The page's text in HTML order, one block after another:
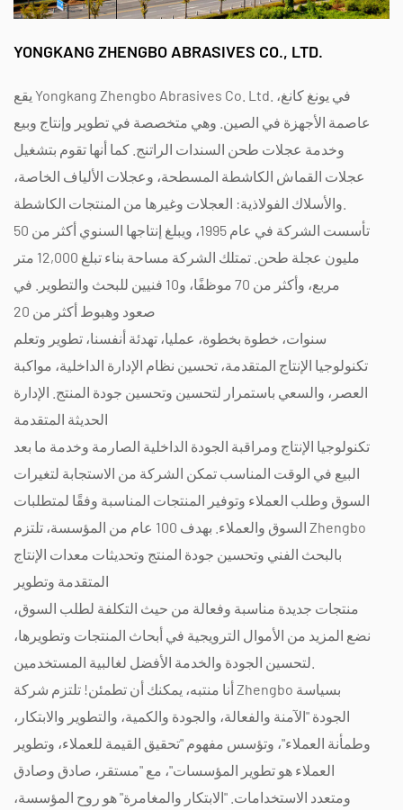
YONGKANG ZHENGBO ABRASIVES CO., LTD.
يقع Yongkang Zhengbo Abrasives Co. Ltd. في يونغ كانغ،
عاصمة الأجهزة في الصين. وهي متخصصة في تطوير وإنتاج وبيع
وخدمة عجلات طحن السندات الراتنج. كما أنها تقوم بتشغيل
عجلات القماش الكاشطة المسطحة، وعجلات الألياف الخاصة،
تأسست الشركة في عام 1995، ويبلغ إنتاجها السنوي أكثر من 50
مليون عجلة طحن. تمتلك الشركة مساحة بناء تبلغ 12,000 متر
مربع، وأكثر من 70 موظفًا، و10 فنيين للبحث والتطوير. في
صعود وهبوط أكثر من 20
سنوات، خطوة بخطوة، عمليا، تهدئة أنفسنا، تطوير وتعلم
تكنولوجيا الإنتاج المتقدمة، تحسين نظام الإدارة الداخلية، مواكبة
العصر، والسعي باستمرار لتحسين وتحسين جودة المنتج. الإدارة
الحديثة المتقدمة
تكنولوجيا الإنتاج ومراقبة الجودة الداخلية الصارمة وخدمة ما بعد
البيع في الوقت المناسب تمكن الشركة من الاستجابة لتغيرات
السوق وطلب العملاء وتوفير المنتجات المناسبة وفقًا لمتطلبات
السوق والعملاء. بهدف 100 عام من المؤسسة، تلتزم Zhengbo
بالبحث الفني وتحسين جودة المنتج وتحديثات معدات الإنتاج
المتقدمة وتطوير
منتجات جديدة مناسبة وفعالة من حيث التكلفة لطلب السوق،
نضع المزيد من الأموال الترويجية في أبحاث المنتجات وتطويرها،
أنا منتبه، يمكنك أن تطمئن! تلتزم شركة Zhengbo بسياسة
الجودة "الآمنة والفعالة، والجودة والكمية، والتطوير والابتكار،
وطمأنة العملاء"، وتؤسس مفهوم "تحقيق القيمة للعملاء، وتطوير
العملاء هو تطوير المؤسسات"، مع "مستقر، صادق وصادق
ومتعدد الاستخدامات. "الابتكار والمغامرة" هو روح المؤسسة،